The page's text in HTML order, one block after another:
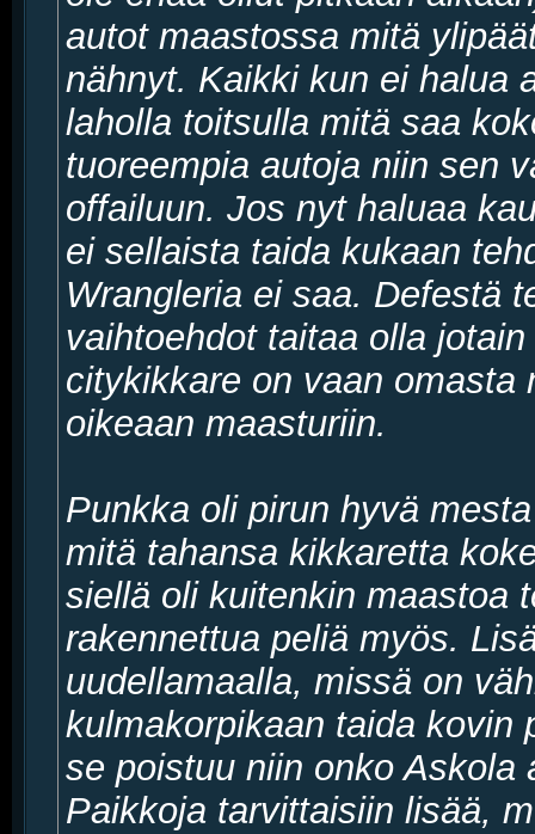
autot maastossa mitä
nähnyt. Kaikki kun ei halua
laholla toitsulla mitä saa
tuoreempia autoja niin sen
offailuun. Jos nyt haluaa
ei sellaista taida kukaan
Wrangleria ei saa. Defestä
vaihtoehdot taitaa olla
citykikkare on vaan omasta
oikeaan maasturiin.
Punkka oli pirun hyvä
mitä tahansa kikkaretta
siellä oli kuitenkin maastoa
rakennettua peliä myös.
uudellamaalla, missä on
kulmakorpikaan taida kovin
se poistuu niin onko Askola
Paikkoja tarvittaisiin lisää,